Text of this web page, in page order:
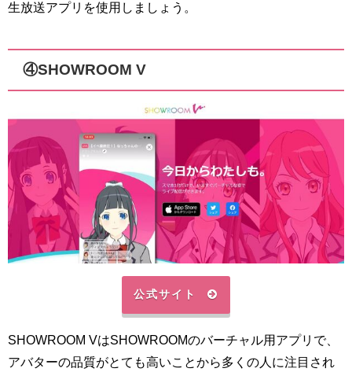
生放送アプリを使用しましょう。
④SHOWROOM V
公式サイト
SHOWROOM VはSHOWROOMのバーチャル用アプリで、
アバターの品質がとても高いことから多くの人に注目され